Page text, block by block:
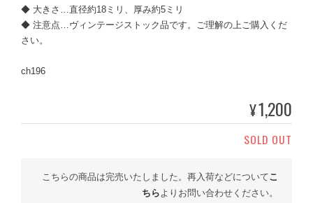
◆ 大きさ…直径約18ミリ、厚み約5ミリ
◆ 注意点…ヴィンテージストック品です。ご理解の上ご購入くだ
さい。
ch196
¥1,200
SOLD OUT
こちらの商品は完売いたしました。再入荷などについてこ
ちらよりお問い合わせください。